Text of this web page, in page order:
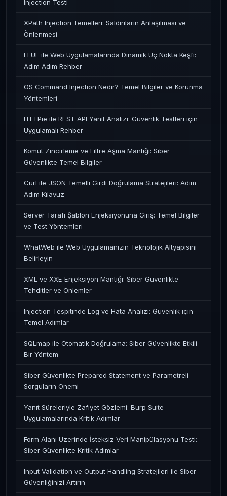
Injection Testi
XPath Injection Temelleri: Saldırıların Anlaşılması ve
Önlenmesi
FFUF ile Web Uygulamalarında Dinamik Uç Nokta Keşfi:
Adım Adım Rehber
OS Command Injection Nedir? Temel Bilgiler ve Korunma
Yöntemleri
HTTPie ile REST API Yanıt Analizi: Güvenlik Testleri için
Uygulamalı Rehber
Komut Zincirleme ve Filtre Aşma Mantığı: Siber
Güvenlikte Temel Bilgiler
Curl ile JSON Temelli Girdi Doğrulama Stratejileri: Adım
Adım Kılavuz
Server Tarafı Şablon Enjeksiyonuna Giriş: Temel Bilgiler
ve Test Yöntemleri
WhatWeb ile Web Uygulamanızın Teknolojik Altyapısını
Belirleyin
XML ve XXE Enjeksiyon Mantığı: Siber Güvenlikte
Tehditler ve Önlemler
Injection Tespitinde Log ve Hata Analizi: Güvenlik için
Temel Adımlar
SQLmap ile Otomatik Doğrulama: Siber Güvenlikte Etkili
Bir Yöntem
Siber Güvenlikte Prepared Statement ve Parametreli
Sorguların Önemi
Yanıt Süreleriyle Zafiyet Gözlemi: Burp Suite
Uygulamalarında Kritik Adımlar
Form Alanı Üzerinde İsteksiz Veri Manipülasyonu Testi:
Siber Güvenlikte Kritik Adımlar
Input Validation ve Output Handling Stratejileri ile Siber
Güvenliğinizi Artırın